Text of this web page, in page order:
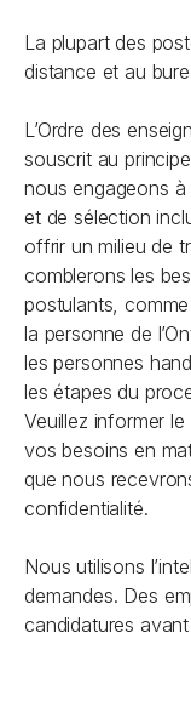
La plupart des
distance et au
L’Ordre des
souscrit au principe
nous engageons
et de sélection
offrir un milieu de
comblerons les
postulants,
la personne de
les personnes
les étapes du
Veuillez informer
vos besoins en
que nous
confidentialité.
Nous utilisons
demandes. Des
candidatures